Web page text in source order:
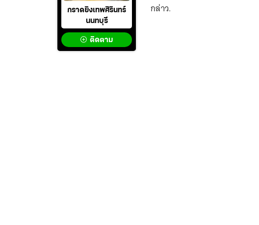
กราดยิงเทพศิรินทร์
นนทบุรี
ติดตาม
กล่าว.